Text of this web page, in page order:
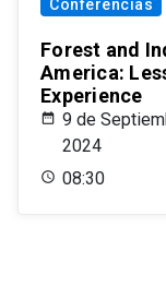
Conferencias
Forest and
America:
Experience
9 de
2024
08:30